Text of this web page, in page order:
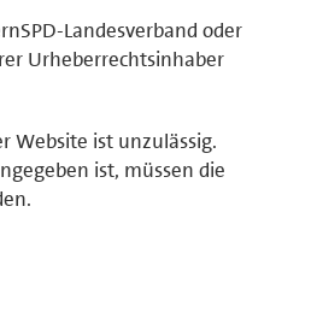
Landesverband oder
Urheberrechtsinhaber
Website ist unzulässig.
ist, müssen die